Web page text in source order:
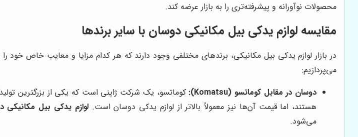
محصولات نوآورانه و پیشرفته‌تری را به بازار عرضه کند.
مقایسه لوازم یدکی بیل مکانیکی دوسان با سایر برندها
در بازار لوازم یدکی بیل مکانیکی، برندهای مختلفی وجود دارند که هر کدام مزایا و معایب خاص
می‌پردازیم:
دوسان در مقابل کوماتسو (Komatsu):
کوماتسو، یک شرکت ژاپنی است که یکی از بزرگترین
هستند، اما قیمت آن‌ها نیز معمولاً بالاتر از لوازم یدکی دوسان است.لوازم یدکی بیل مکانیکی
می‌شود.